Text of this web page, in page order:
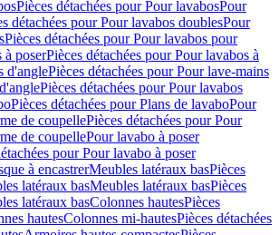
Pièces détachées pour Pour lavabosPour
détachées pour Pour lavabos doublesPour
Pièces détachées pour Pour lavabos pour
à poserPièces détachées pour Pour lavabos à
d'anglePièces détachées pour Pour lave-mains
Pièces détachées pour Pour lavabos
Pièces détachées pour Plans de lavaboPour
de coupellePièces détachées pour Pour
de coupellePour lavabo à poser
pour Pour lavabo à poser
à encastrerMeubles latéraux basPièces
latéraux basMeubles latéraux basPièces
latéraux basColonnes hautesPièces
hautesColonnes mi-hautesPièces détachées